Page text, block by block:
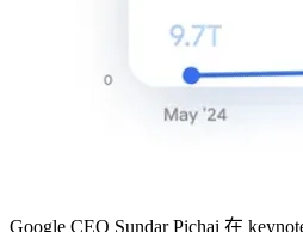
Google CEO Sundar Pichai 在